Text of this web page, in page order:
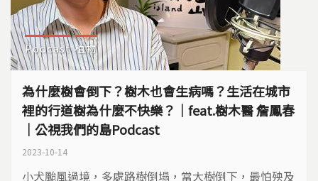
Podcast 植物
為什麼樹會倒下？樹木也會生病嗎？生活在城市
裡的行道樹為什麼不快樂？｜feat.樹木醫 詹鳳春
｜公視我們的島Podcast
2023-10-14
小犬颱風過境，多處路樹倒塌，當大樹倒下，最怕殃及